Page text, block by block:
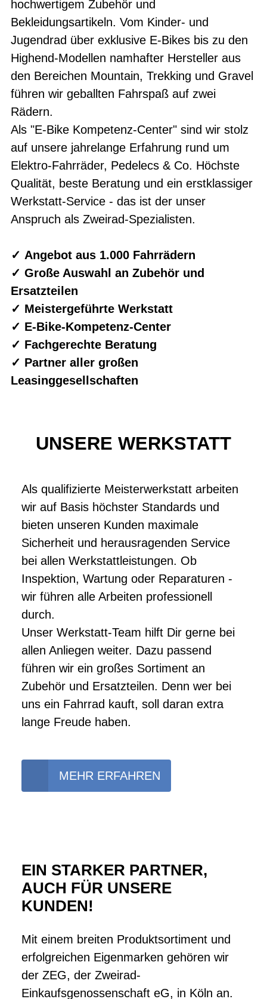
hochwertigem Zubehör und
Bekleidungsartikeln. Vom Kinder- und
Jugendrad über exklusive E-Bikes bis zu den
Highend-Modellen namhafter Hersteller aus
den Bereichen Mountain, Trekking und Gravel
führen wir geballten Fahrspaß auf zwei
Rädern.
Als "E-Bike Kompetenz-Center" sind wir stolz
auf unsere jahrelange Erfahrung rund um
Elektro-Fahrräder, Pedelecs & Co. Höchste
Qualität, beste Beratung und ein erstklassiger
Werkstatt-Service - das ist der unser
Anspruch als Zweirad-Spezialisten.
✓ Angebot aus 1.000 Fahrrädern
✓ Große Auswahl an Zubehör und
Ersatzteilen
✓ Meistergeführte Werkstatt
✓ E-Bike-Kompetenz-Center
✓ Fachgerechte Beratung
✓ Partner aller großen
Leasinggesellschaften
UNSERE WERKSTATT
Als qualifizierte Meisterwerkstatt arbeiten
wir auf Basis höchster Standards und
bieten unseren Kunden maximale
Sicherheit und herausragenden Service
bei allen Werkstattleistungen. Ob
Inspektion, Wartung oder Reparaturen -
wir führen alle Arbeiten professionell
durch.
Unser Werkstatt-Team hilft Dir gerne bei
allen Anliegen weiter. Dazu passend
führen wir ein großes Sortiment an
Zubehör und Ersatzteilen. Denn wer bei
uns ein Fahrrad kauft, soll daran extra
lange Freude haben.
MEHR ERFAHREN
EIN STARKER PARTNER,
AUCH FÜR UNSERE
KUNDEN!
Mit einem breiten Produktsortiment und
erfolgreichen Eigenmarken gehören wir
der ZEG, der Zweirad-
Einkaufsgenossenschaft eG, in Köln an.